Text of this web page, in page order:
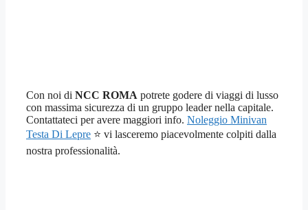
Con noi di NCC ROMA potrete godere di viaggi di lusso
con massima sicurezza di un gruppo leader nella capitale.
Contattateci per avere maggiori info. Noleggio Minivan
Testa Di Lepre ⭐ vi lasceremo piacevolmente colpiti dalla
nostra professionalità.